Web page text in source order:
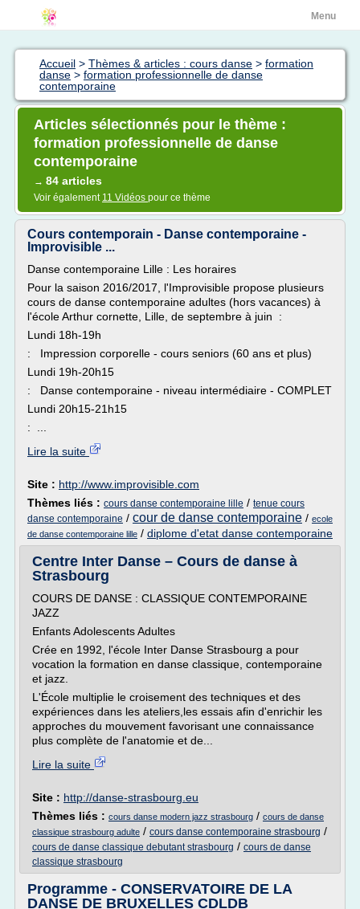
Menu
Accueil > Thèmes & articles : cours danse > formation
danse > formation professionnelle de danse
contemporaine
Articles sélectionnés pour le thème :
formation professionnelle de danse
contemporaine
→ 84 articles
Voir également 11 Vidéos pour ce thème
Cours contemporain - Danse contemporaine -
Improvisible ...
Danse contemporaine Lille : Les horaires
Pour la saison 2016/2017, l'Improvisible propose plusieurs
cours de danse contemporaine adultes (hors vacances) à
l'école Arthur cornette, Lille, de septembre à juin :
Lundi 18h-19h
: Impression corporelle - cours seniors (60 ans et plus)
Lundi 19h-20h15
: Danse contemporaine - niveau intermédiaire - COMPLET
Lundi 20h15-21h15
: ...
Lire la suite
Site : http://www.improvisible.com
Thèmes liés : cours danse contemporaine lille / tenue cours
danse contemporaine / cour de danse contemporaine / ecole
de danse contemporaine lille / diplome d'etat danse contemporaine
Centre Inter Danse – Cours de danse à
Strasbourg
COURS DE DANSE : CLASSIQUE CONTEMPORAINE
JAZZ
Enfants Adolescents Adultes
Crée en 1992, l'école Inter Danse Strasbourg a pour
vocation la formation en danse classique, contemporaine
et jazz.
L'École multiplie le croisement des techniques et des
expériences dans les ateliers,les essais afin d'enrichir les
approches du mouvement favorisant une connaissance
plus complète de l'anatomie et de...
Lire la suite
Site : http://danse-strasbourg.eu
Thèmes liés : cours danse modern jazz strasbourg / cours de danse
classique strasbourg adulte / cours danse contemporaine strasbourg /
cours de danse classique debutant strasbourg / cours de danse
classique strasbourg
Programme - CONSERVATOIRE DE LA
DANSE DE BRUXELLES CDLDB